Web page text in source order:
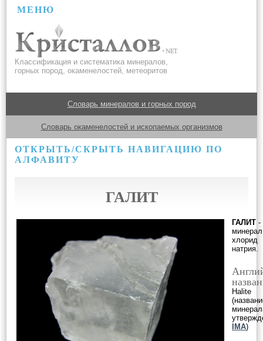
МЕНЮ
Классификация и систематика минералов,
горных пород, окаменелостей, метеоритов
Словарь минералов и горных пород
Словарь окаменелостей и ископаемых организмов
ОТКРЫТЬ/СКРЫТЬ НАВИГАЦИЮ ПО
АЛФАВИТУ
ГАЛИТ
ГАЛИТ -
хлорид
натрия.
Halite
IMA)